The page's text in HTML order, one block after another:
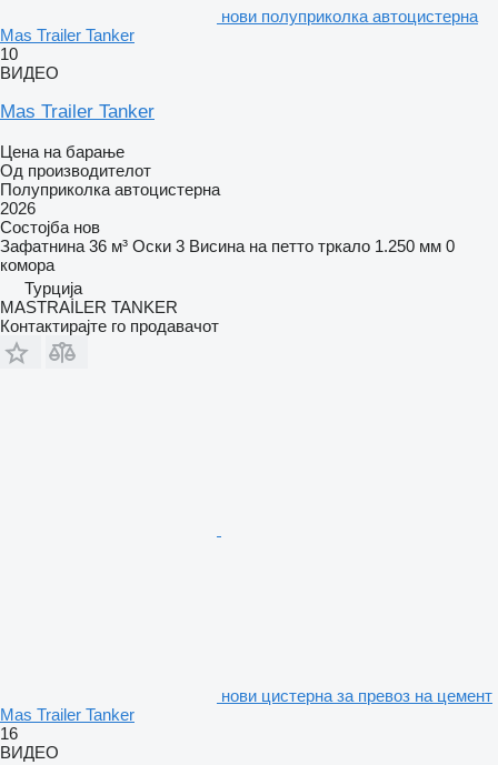
нови полуприколка автоцистерна
Mas Trailer Tanker
10
ВИДЕО
Mas Trailer Tanker
Цена на барање
Од производителот
Полуприколка автоцистерна
2026
Состојба нов
Зафатнина 36 м³ Оски 3 Висина на петто тркало 1.250 мм 0
комора
Турција
MASTRAİLER TANKER
Контактирајте го продавачот
нови цистерна за превоз на цемент
Mas Trailer Tanker
16
ВИДЕО